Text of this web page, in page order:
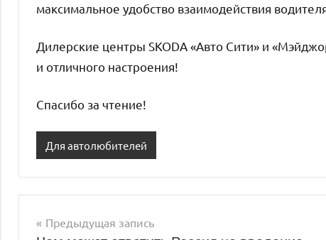
максимальное удобство взаимодействия
Дилерские центры SKODA «Авто Сити» и
и отличного настроения!
Спасибо за чтение!
Для автолюбителей
Предыдущая запись